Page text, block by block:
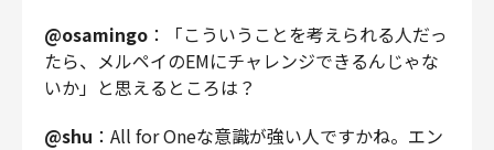
@osamingo ：「こういうことを考えられる人だっ
たら、メルペイのEMにチャレンジできるんじゃな
いか」と思えるところは？
@shu ：All for Oneな意識が強い人ですかね。エン